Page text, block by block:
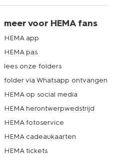
meer voor HEMA fans
HEMA app
HEMA pas
lees onze folders
folder via Whatsapp ontvangen
HEMA op social media
HEMA herontwerpwedstrijd
HEMA fotoservice
HEMA cadeaukaarten
HEMA tickets